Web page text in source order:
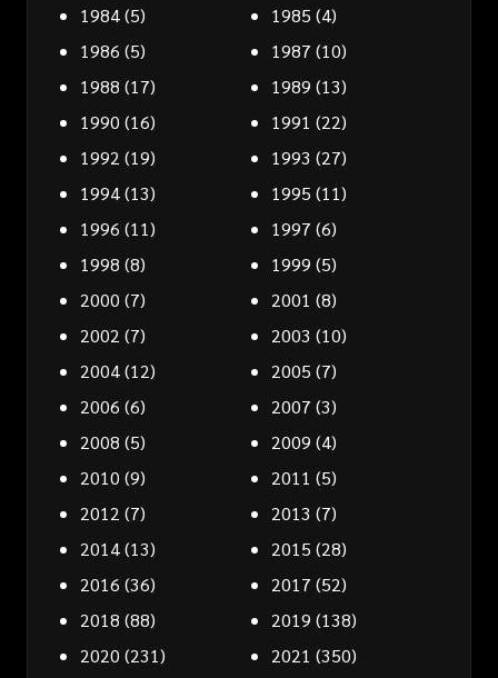
1984(5) 1985 (4)
1986 (5) 1987 (10)
1988 (17) 1989 (13)
1990 (16) 1991 (22)
1992 (19) 1993 (27)
1994(13) 1995 (11)
1996 (11) 1997 (6)
1998 (8) 1999 (5)
2000 (7) 2001 (8)
2002 (7) 2003 (10)
2004(12) 2005 (7)
2006 (6) 2007 (3)
2008 (5) 2009 (4)
2010 (9) 2011 (5)
2012 (7) 2013 (7)
2014(13) 2015 (28)
2016 (36) 2017 (52)
2018 (88) 2019 (138)
2020 (231) 2021 (350)